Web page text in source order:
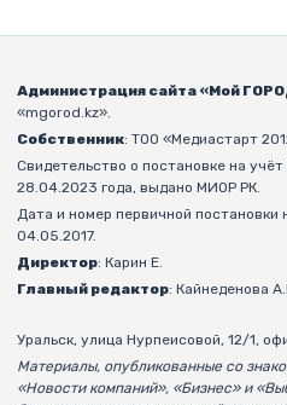
Администрация сайта «Мой
«mgorod.kz».
Собственник: ТОО «Медиастарт
Свидетельство о постановке на
28.04.2023 года, выдано МИОР РК.
Дата и номер первичной
04.05.2017.
Директор: Карин Е.
Главный редактор: Кайнеденова
Уральск, улица Нурпеисовой, 12/1,
Материалы, опубликованные со
«Новости компаний», «Бизнес» и